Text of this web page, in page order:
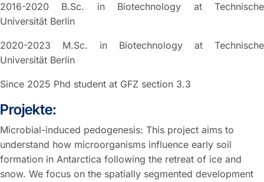
2016-2020 B.Sc. in Biotechnology at Technische
Universität Berlin
2020-2023 M.Sc. in Biotechnology at Technische
Universität Berlin
Since 2025 Phd student at GFZ section 3.3
Projekte:
Microbial-induced pedogenesis: This project aims to
understand how microorganisms influence early soil
formation in Antarctica following the retreat of ice and
snow. We focus on the spatially segmented development